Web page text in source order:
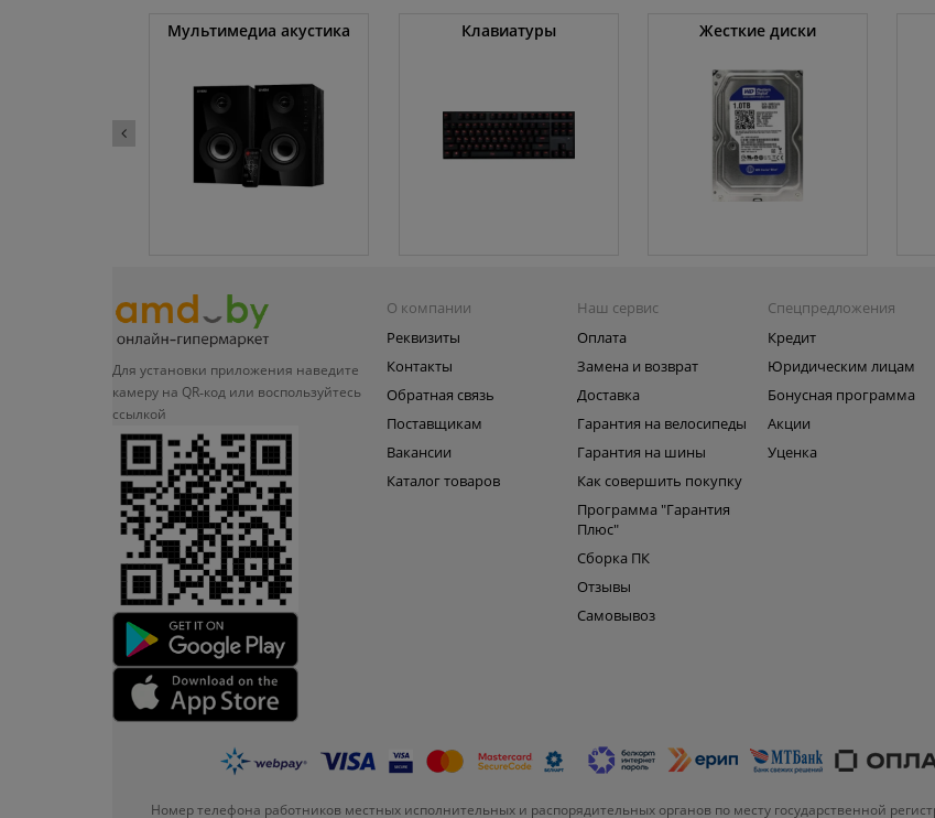
Мультимедиа акустика Клавиатуры Жесткие диски
Для установки приложения наведите
камеру на QR‑код или воспользуйтесь
ссылкой
О компании
Реквизиты
Контакты
Обратная связь
Поставщикам
Вакансии
Каталог товаров
Наш сервис
Оплата
Замена и возврат
Доставка
Гарантия на велосипеды
Гарантия на шины
Как совершить покупку
Программа "Гарантия
Плюс"
Сборка ПК
Отзывы
Самовывоз
Спецпредложения
Кредит
Юридическим лицам
Бонусная программа
Акции
Уценка
Номер телефона работников местных исполнительных и распорядительных органов по месту государственной